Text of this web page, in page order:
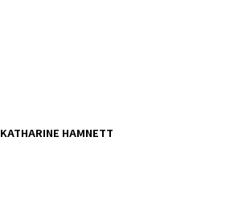
KATHARINE HAMNETT